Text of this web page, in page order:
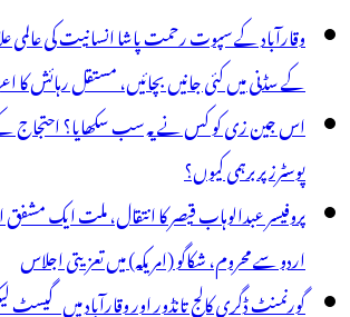
وقارآباد کے سپوت رحمت پاشا انسانیت کی عالمی
کے سڈنی میں کئی جانیں بچائیں، مستقل رہائش کا
اس جین زی کو کس نے یہ سب سکھایا؟ احتجاج
پوسٹرز پر برہمی کیوں؟
پروفیسر عبدالوہاب قیصر کا انتقال، ملت ایک مشفق
اردو سے محروم، شکاگو (امریکہ) میں تعزیتی اجلاس
گورنمنٹ ڈگری کالج تانڈور اور وقارآباد میں گیسٹ